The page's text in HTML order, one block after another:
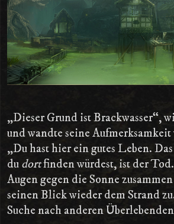
„Dieser Grund ist Brackwasser“,
und wandte seine
„Du hast hier ein gutes Leben.
du dortfinden würdest, ist der
Augen gegen die Sonne
seinen Blick wieder dem Strand
Suche nach anderen